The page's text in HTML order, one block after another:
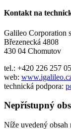
Kontakt na
Galileo Corporation
Březenecká 4808
430 04 Chomutov
tel.: +420 226 257
web:
technická podpora:
Nepřístupný
Níže uvedený